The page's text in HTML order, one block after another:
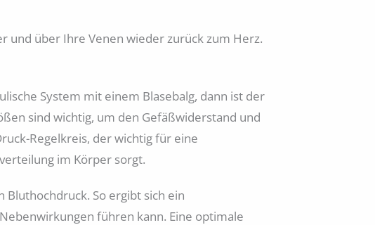
und über Ihre Venen wieder zurück zum Herz.
System mit einem Blasebalg, dann ist der
sind wichtig, um den Gefäßwiderstand und
Regelkreis, der wichtig für eine
im Körper sorgt.
So ergibt sich ein
führen kann. Eine optimale